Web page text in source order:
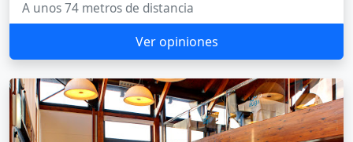
A unos 74 metros de distancia
Ver opiniones